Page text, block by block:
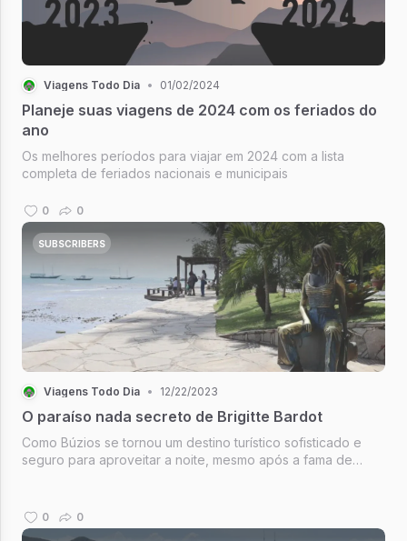
Viagens Todo Dia • 01/02/2024
Planeje suas viagens de 2024 com os feriados do
ano
Os melhores períodos para viajar em 2024 com a lista
completa de feriados nacionais e municipais
0 0
SUBSCRIBERS
Viagens Todo Dia • 12/22/2023
O paraíso nada secreto de Brigitte Bardot
Como Búzios se tornou um destino turístico sofisticado e
seguro para aproveitar a noite, mesmo após a fama de
0 0